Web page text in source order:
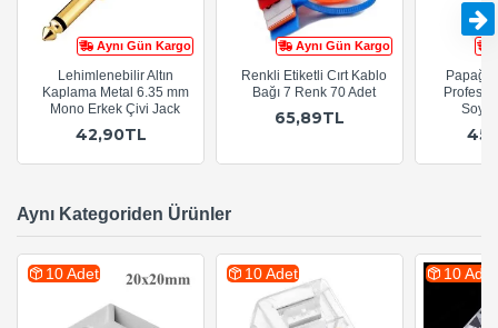
Aynı Gün Kargo
Lehimlenebilir Altın
Kaplama Metal 6.35 mm
Mono Erkek Çivi Jack
42,90TL
Aynı Gün Kargo
Renkli Etiketli Cırt Kablo
Bağı 7 Renk 70 Adet
65,89TL
Aynı Kategoriden Ürünler
10 Adet 10 Adet 10 Adet